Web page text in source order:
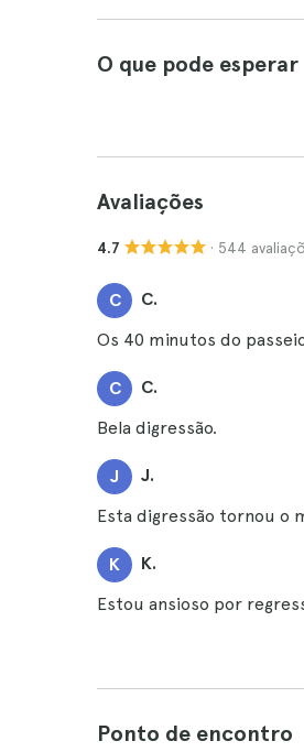
O que pode esperar
Avaliações
4.7 · 544
C C.
Os 40 minutos do
C C.
Bela digressão.
J J.
Esta digressão tornou o
K K.
Estou ansioso por
Ponto de encontro